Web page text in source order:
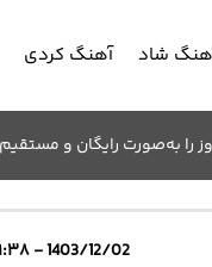
شاد آهنگ کردی
را به‌صورت رایگان و
1403/12/02 - ۰۱:۳۸